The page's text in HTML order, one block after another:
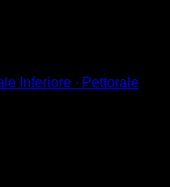
Inferiore ∙ Pettorale